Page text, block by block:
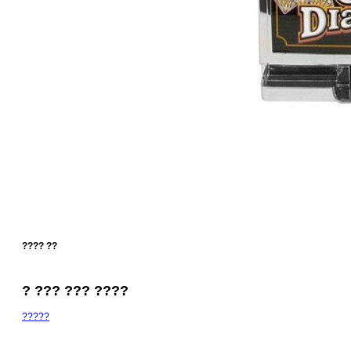
???? ??
? ??? ??? ????
?????